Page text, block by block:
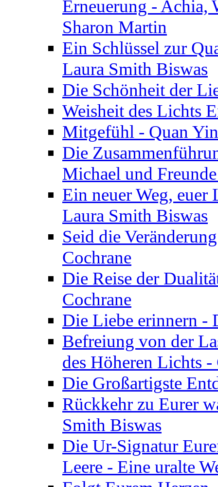
Erneuerung - Achia,
Sharon Martin
Ein Schlüssel zur
Laura Smith Biswas
Die Schönheit der
Weisheit des Lichts
Mitgefühl - Quan
Die
Michael und
Ein neuer Weg, euer
Laura Smith Biswas
Seid die
Cochrane
Die Reise der
Cochrane
Die Liebe erinnern -
Befreiung von der
des Höheren Lichts
Die Großartigste
Rückkehr zu Eurer
Smith Biswas
Die Ur-Signatur
Leere - Eine uralte